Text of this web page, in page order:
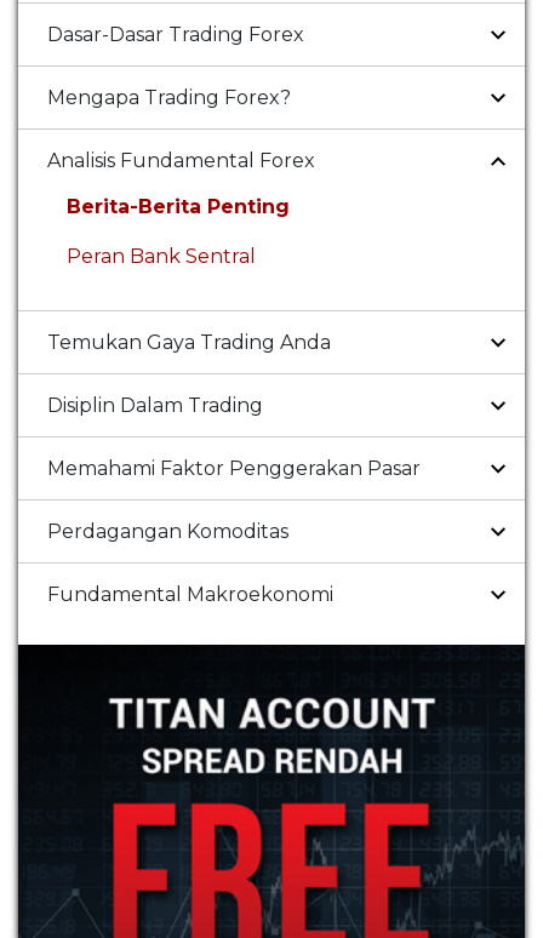
Dasar-Dasar Trading Forex
Mengapa Trading Forex?
Analisis Fundamental Forex
Berita-Berita Penting
Peran Bank Sentral
Temukan Gaya Trading Anda
Disiplin Dalam Trading
Memahami Faktor Penggerakan Pasar
Perdagangan Komoditas
Fundamental Makroekonomi